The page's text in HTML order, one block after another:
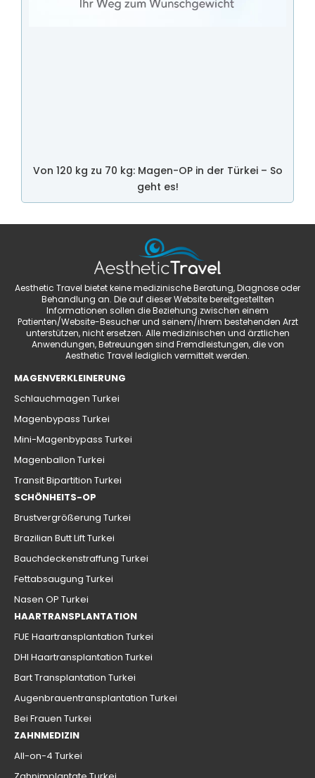
Von 120 kg zu 70 kg: Magen-OP in der Türkei – So
geht es!
Aesthetic Travel bietet keine medizinische Beratung, Diagnose oder
Behandlung an. Die auf dieser Website bereitgestellten
Informationen sollen die Beziehung zwischen einem
Patienten/Website-Besucher und seinem/ihrem bestehenden Arzt
unterstützen, nicht ersetzen. Alle medizinischen und ärztlichen
Anwendungen, Betreuungen sind Fremdleistungen, die von
Aesthetic Travel lediglich vermittelt werden.
MAGENVERKLEINERUNG
Schlauchmagen Turkei
Magenbypass Turkei
Mini-Magenbypass Turkei
Magenballon Turkei
Transit Bipartition Turkei
SCHÖNHEITS-OP
Brustvergrößerung Turkei
Brazilian Butt Lift Turkei
Bauchdeckenstraffung Turkei
Fettabsaugung Turkei
Nasen OP Turkei
HAARTRANSPLANTATION
FUE Haartransplantation Turkei
DHI Haartransplantation Turkei
Bart Transplantation Turkei
Augenbrauentransplantation Turkei
Bei Frauen Turkei
ZAHNMEDIZIN
All-on-4 Turkei